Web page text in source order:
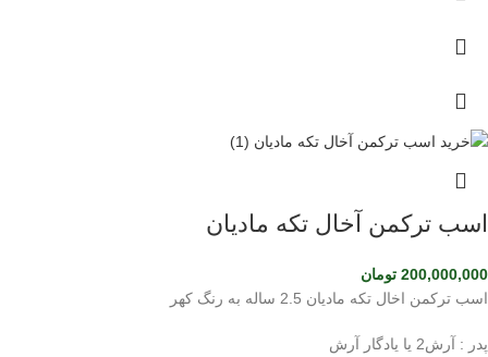
اسب ترکمن آخال تکه مادیان
200,000,000 تومان
اسب ترکمن اخال تکه مادیان 2.5 ساله به رنگ کهر
پدر : آرش2 یا یادگار آرش